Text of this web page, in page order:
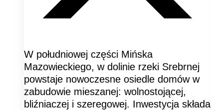
W południowej części Mińska
Mazowieckiego, w dolinie rzeki Srebrnej
powstaje nowoczesne osiedle domów w
zabudowie mieszanej: wolnostojącej,
bliźniaczej i szeregowej. Inwestycja składa